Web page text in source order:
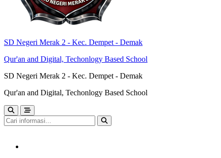
SD Negeri Merak 2 - Kec. Dempet - Demak
Qur'an and Digital, Techonlogy Based School
SD Negeri Merak 2 - Kec. Dempet - Demak
Qur'an and Digital, Techonlogy Based School